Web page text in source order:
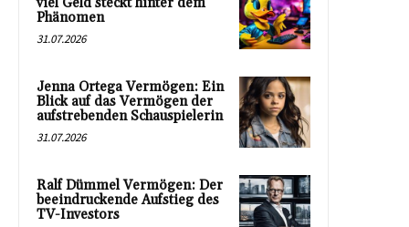
Phänomen
31.07.2026
Jenna Ortega Vermögen: Ein
Blick auf das Vermögen der
aufstrebenden Schauspielerin
31.07.2026
Ralf Dümmel Vermögen: Der
beeindruckende Aufstieg des
TV-Investors